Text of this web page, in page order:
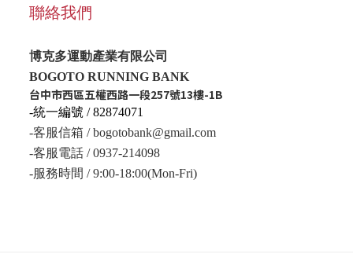
聯絡我們
博克多運動產業有限公司
BOGOTO RUNNING BANK
台中市西區五權西路一段257號13樓-1B
-統一編號 / 82874071
-客服信箱 / bogotobank@gmail.com
-客服電話 / 0937-214098
-服務時間 / 9:00-18:00(Mon-Fri)